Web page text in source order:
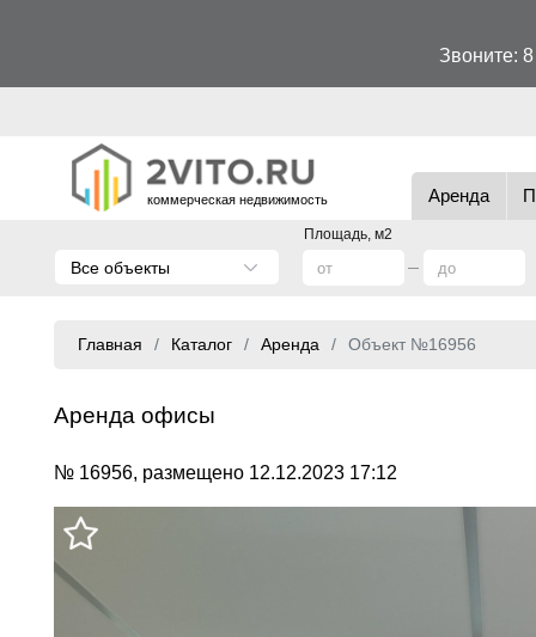
Звоните:
коммерческая недвижимость Аренда
Площадь, м2
Все объекты
Главная Каталог Аренда Объект №16956
Аренда офисы
№ 16956, размещено 12.12.2023 17:12